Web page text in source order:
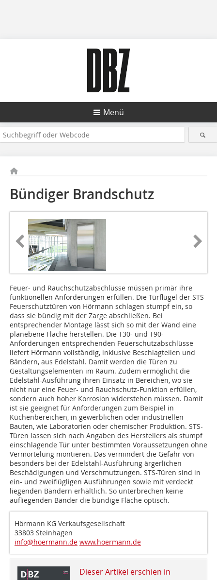
Menü
Bündiger Brandschutz
Feuer- und Rauchschutzabschlüsse müssen primär ihre
funktionellen Anforderungen erfüllen. Die Türflügel der STS
Feuerschutztüren von Hörmann schlagen stumpf ein, so
dass sie bündig mit der Zarge abschließen. Bei
entsprechender Montage lässt sich so mit der Wand eine
planebene Fläche herstellen. Die T30- und T90-
Anforderungen entsprechenden Feuerschutzabschlüsse
liefert Hörmann vollständig, inklusive Beschlagteilen und
Bändern, aus Edelstahl. Damit werden die Türen zu
Gestaltungselementen im Raum. Zudem ermöglicht die
Edelstahl-Ausführung ihren Einsatz in Bereichen, wo sie
nicht nur eine Feuer- und Rauchschutz-Funktion erfüllen,
sondern auch hoher Korrosion widerstehen müssen. Damit
ist sie geeignet für Anforderungen zum Beispiel in
Küchenbereichen, in gewerblichen oder industriellen
Bauten, wie Laboratorien oder chemischer Produktion. STS-
Türen lassen sich nach Angaben des Herstellers als stumpf
einschlagende Tür unter bestimmten Voraussetzungen ohne
Vermörtelung montieren. Das vermindert die Gefahr von
besonders bei der Edelstahl-Ausführung ärgerlichen
Beschädigungen und Verschmutzungen. STS-Türen sind in
ein- und zweiflügligen Ausführungen sowie mit verdeckt
liegenden Bändern erhältlich. So unterbrechen keine
aufliegenden Bänder die bündige Fläche optisch.
Hörmann KG Verkaufsgesellschaft
33803 Steinhagen
info@hoermann.de www.hoermann.de
Dieser Artikel erschien in